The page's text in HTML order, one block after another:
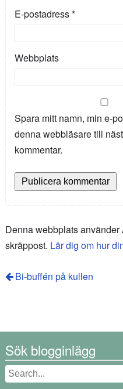
E-postadress*
Webbplats
Spara mitt namn, min e-
denna webbläsare till
kommentar.
Denna webbplats använder
skräppost. Lär dig om hur
Bi-buffén på kullen
Sök blogginlägg